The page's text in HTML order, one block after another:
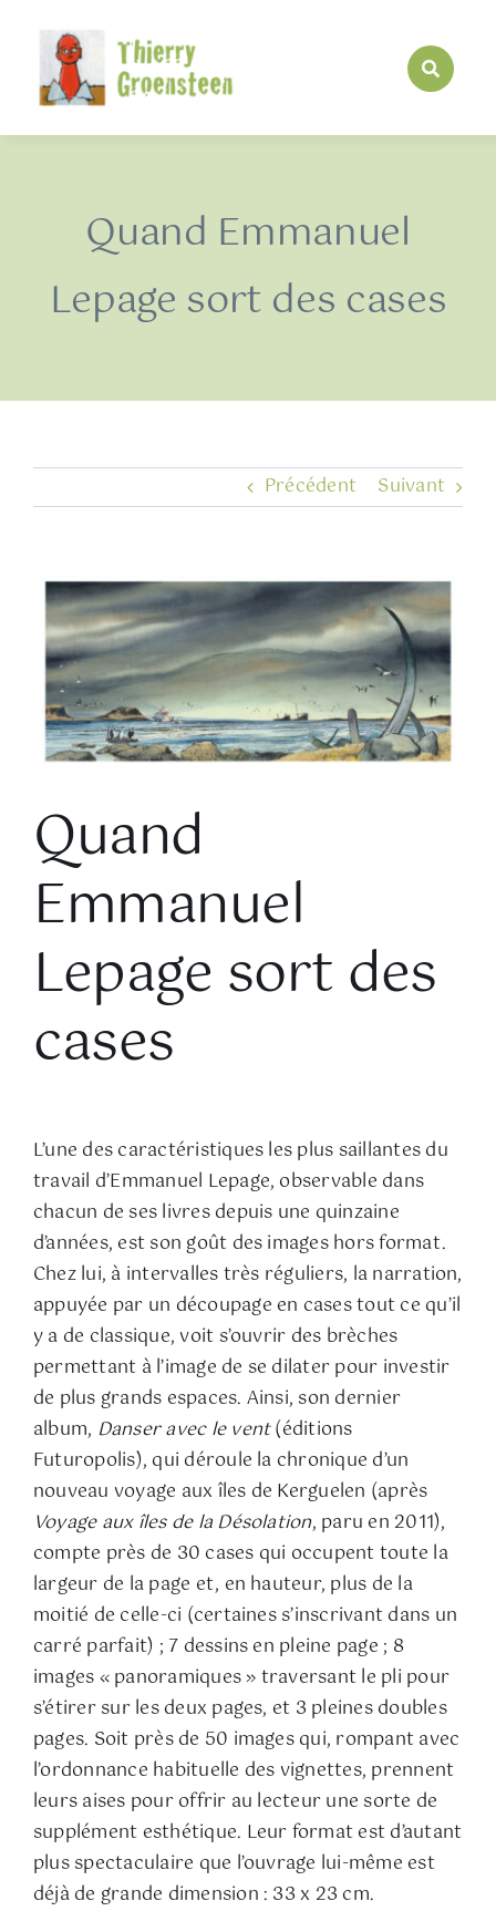
contenu
Quand Emmanuel
Lepage sort des cases
Précédent Suivant
Voir
l'image
agrandie
Quand
Emmanuel
Lepage sort des
cases
L’une des caractéristiques les plus saillantes du
travail d’Emmanuel Lepage, observable dans
chacun de ses livres depuis une quinzaine
d’années, est son goût des images hors format.
Chez lui, à intervalles très réguliers, la narration,
appuyée par un découpage en cases tout ce qu’il
y a de classique, voit s’ouvrir des brèches
permettant à l’image de se dilater pour investir
de plus grands espaces. Ainsi, son dernier
album, Danser avec le vent(éditions
Futuropolis), qui déroule la chronique d’un
nouveau voyage aux îles de Kerguelen (après
Voyage aux îles de la Désolation, paru en 2011),
compte près de 30 cases qui occupent toute la
largeur de la page et, en hauteur, plus de la
moitié de celle-ci (certaines s’inscrivant dans un
carré parfait) ; 7 dessins en pleine page ; 8
images « panoramiques » traversant le pli pour
s’étirer sur les deux pages, et 3 pleines doubles
pages. Soit près de 50 images qui, rompant avec
l’ordonnance habituelle des vignettes, prennent
leurs aises pour offrir au lecteur une sorte de
supplément esthétique. Leur format est d’autant
plus spectaculaire que l’ouvrage lui-même est
déjà de grande dimension : 33 x 23 cm.